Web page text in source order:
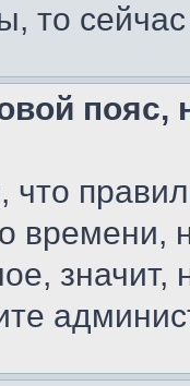
то
пояс,
значит,